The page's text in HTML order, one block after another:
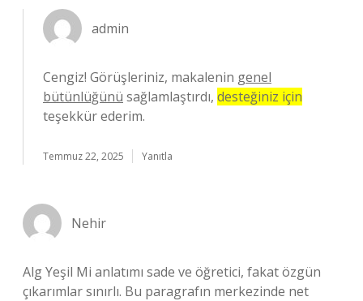
admin
Cengiz! Görüşleriniz, makalenin genel
bütünlüğünü sağlamlaştırdı, desteğiniz için
teşekkür ederim.
Temmuz 22, 2025 Yanıtla
Nehir
Alg Yeşil Mi anlatımı sade ve öğretici, fakat özgün
çıkarımlar sınırlı. Bu paragrafın merkezinde net